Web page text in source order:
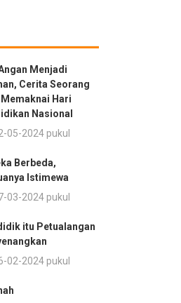
Menjadi
Cerita Seorang
Memaknai Hari
Nasional
05-2024 pukul
Berbeda,
Istimewa
03-2024 pukul
itu Petualangan
02-2024 pukul